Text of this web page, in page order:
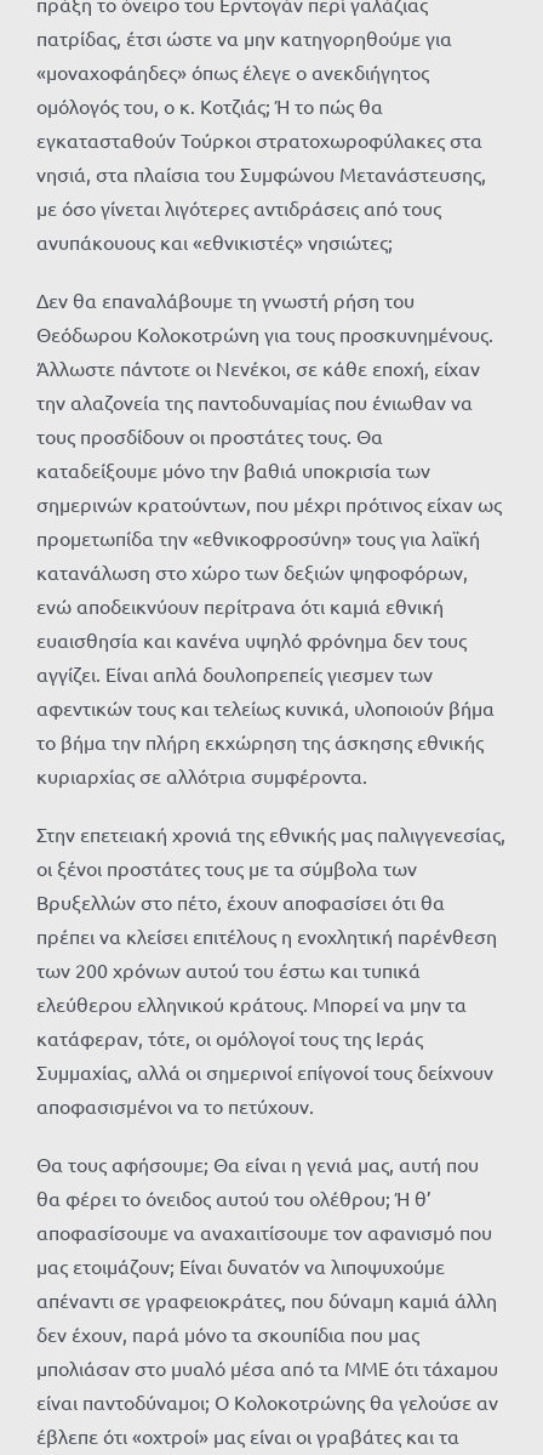
πατρίδας, έτσι ώστε να μην κατηγορηθούμε για
«μοναχοφάηδες» όπως έλεγε ο ανεκδιήγητος
ομόλογός του, ο κ. Κοτζιάς; Ή το πώς θα
εγκατασταθούν Τούρκοι στρατοχωροφύλακες στα
νησιά, στα πλαίσια του Συμφώνου Μετανάστευσης,
με όσο γίνεται λιγότερες αντιδράσεις από τους
ανυπάκουους και «εθνικιστές» νησιώτες;
Δεν θα επαναλάβουμε τη γνωστή ρήση του
Θεόδωρου Κολοκοτρώνη για τους προσκυνημένους.
Άλλωστε πάντοτε οι Νενέκοι, σε κάθε εποχή, είχαν
την αλαζονεία της παντοδυναμίας που ένιωθαν να
τους προσδίδουν οι προστάτες τους. Θα
καταδείξουμε μόνο την βαθιά υποκρισία των
σημερινών κρατούντων, που μέχρι πρότινος είχαν ως
προμετωπίδα την «εθνικοφροσύνη» τους για λαϊκή
κατανάλωση στο χώρο των δεξιών ψηφοφόρων,
ενώ αποδεικνύουν περίτρανα ότι καμιά εθνική
ευαισθησία και κανένα υψηλό φρόνημα δεν τους
αγγίζει. Είναι απλά δουλοπρεπείς γιεσμεν των
αφεντικών τους και τελείως κυνικά, υλοποιούν βήμα
το βήμα την πλήρη εκχώρηση της άσκησης εθνικής
κυριαρχίας σε αλλότρια συμφέροντα.
Στην επετειακή χρονιά της εθνικής μας παλιγγενεσίας,
οι ξένοι προστάτες τους με τα σύμβολα των
Βρυξελλών στο πέτο, έχουν αποφασίσει ότι θα
πρέπει να κλείσει επιτέλους η ενοχλητική παρένθεση
των 200 χρόνων αυτού του έστω και τυπικά
ελεύθερου ελληνικού κράτους. Μπορεί να μην τα
κατάφεραν, τότε, οι ομόλογοί τους της Ιεράς
Συμμαχίας, αλλά οι σημερινοί επίγονοί τους δείχνουν
αποφασισμένοι να το πετύχουν.
Θα τους αφήσουμε; Θα είναι η γενιά μας, αυτή που
θα φέρει το όνειδος αυτού του ολέθρου; Ή θ’
αποφασίσουμε να αναχαιτίσουμε τον αφανισμό που
μας ετοιμάζουν; Είναι δυνατόν να λιποψυχούμε
απέναντι σε γραφειοκράτες, που δύναμη καμιά άλλη
δεν έχουν, παρά μόνο τα σκουπίδια που μας
μπολιάσαν στο μυαλό μέσα από τα ΜΜΕ ότι τάχαμου
είναι παντοδύναμοι; Ο Κολοκοτρώνης θα γελούσε αν
έβλεπε ότι «οχτροί» μας είναι οι γραβάτες και τα